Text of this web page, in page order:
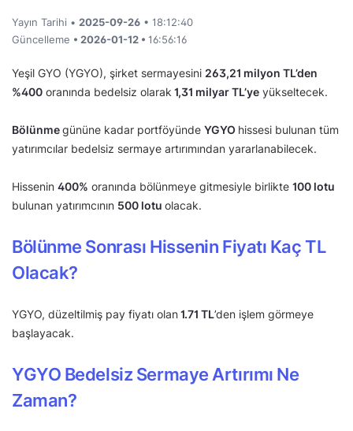
Yayın Tarihi • 2025-09-26 • 18:12:40
Güncelleme • 2026-01-12 • 16:56:16
Yeşil GYO (YGYO), şirket sermayesini 263,21 milyon TL’den
%400 oranında bedelsiz olarak 1,31 milyar TL’ye yükseltecek.
Bölünmegününe kadar portföyünde YGYO hissesi bulunan tüm
yatırımcılar bedelsiz sermaye artırımından yararlanabilecek.
Hissenin 400% oranında bölünmeye gitmesiyle birlikte 100 lotu
bulunan yatırımcının 500 lotu olacak.
Bölünme Sonrası Hissenin Fiyatı Kaç TL
Olacak?
YGYO, düzeltilmiş pay fiyatı olan1.71 TL’den işlem görmeye
başlayacak.
YGYO Bedelsiz Sermaye Artırımı Ne
Zaman?